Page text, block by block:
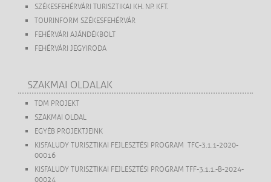
SZÉKESFEHÉRVÁRI TURISZTIKAI KH. NP. KFT.
TOURINFORM SZÉKESFEHÉRVÁR
FEHÉRVÁRI AJÁNDÉKBOLT
FEHÉRVÁRI JEGYIRODA
SZAKMAI OLDALAK
TDM PROJEKT
SZAKMAI OLDAL
EGYÉB PROJEKTJEINK
KISFALUDY TURISZTIKAI FEJLESZTÉSI PROGRAM TFC-3.1.1-2020-
00016
KISFALUDY TURISZTIKAI FEJLESZTÉSI PROGRAM TFF-3.1.1.-B-2024-
00024